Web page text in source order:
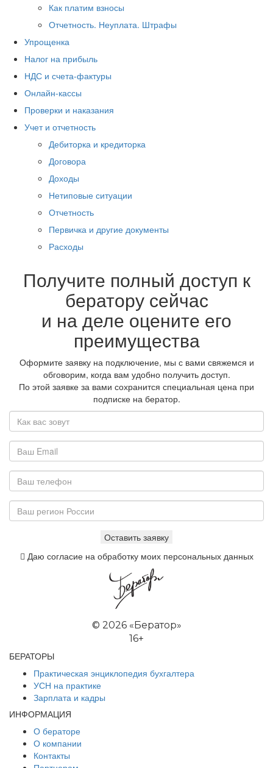
Как платим взносы
Отчетность. Неуплата. Штрафы
Упрощенка
Налог на прибыль
НДС и счета-фактуры
Онлайн-кассы
Проверки и наказания
Учет и отчетность
Дебиторка и кредиторка
Договора
Доходы
Нетиповые ситуации
Отчетность
Первичка и другие документы
Расходы
Получите полный доступ к
бератору сейчас
и на деле оцените его
преимущества
Оформите заявку на подключение, мы с вами свяжемся и
обговорим, когда вам удобно получить доступ.
По этой заявке за вами сохранится специальная цена при
подписке на бератор.
Даю согласие на обработку моих персональных данных
© 2026 «Бератор»
16+
БЕРАТОРЫ
Практическая энциклопедия бухгалтера
УСН на практике
Зарплата и кадры
ИНФОРМАЦИЯ
О бераторе
О компании
Контакты